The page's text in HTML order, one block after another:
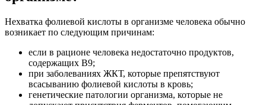
Нехватка фолиевой кислоты в организме человека обычно
возникает по следующим причинам:
если в рационе человека недостаточно продуктов,
содержащих В9;
при заболеваниях ЖКТ, которые препятствуют
всасыванию фолиевой кислоты в кровь;
генетические патологии организма, которые не